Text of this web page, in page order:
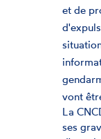
et de
vont
La
ses